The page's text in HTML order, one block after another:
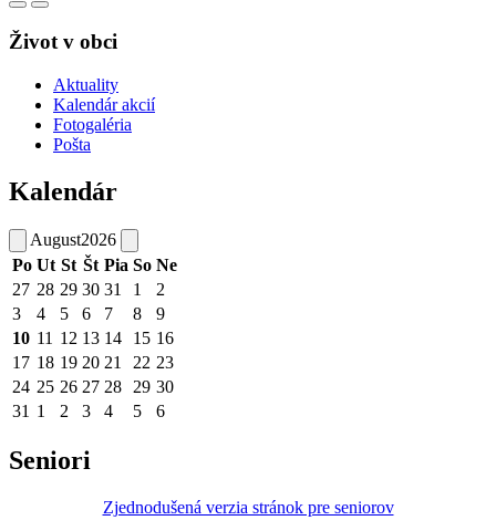
Život v obci
Aktuality
Kalendár akcií
Fotogaléria
Pošta
Kalendár
August2026
Po Ut St Št Pia So Ne
27 28 29 30 31 1
2
3
4 5 6 7 8
9
10 11 12 13 14 15 16
17 18 19 20 21 22 23
24 25 26 27 28 29 30
31 1 2 3 4 5 6
Seniori
Zjednodušená verzia stránok pre seniorov